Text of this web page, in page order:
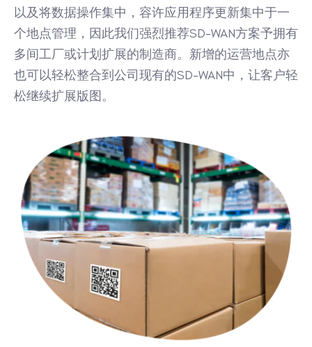
以及将数据操作集中，容许应用程序更新集中于一
个地点管理，因此我们强烈推荐SD-WAN方案予拥有
多间工厂或计划扩展的制造商。新增的运营地点亦
也可以轻松整合到公司现有的SD-WAN中，让客户轻
松继续扩展版图。